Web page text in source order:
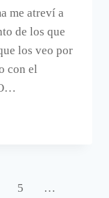
me atreví a
de los que
los veo por
con el
5 …